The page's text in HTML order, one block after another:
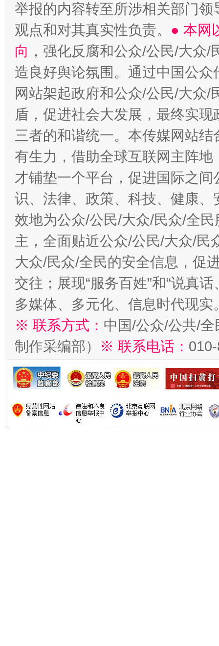
这是一记警钟！ 谢
在谋一域中谋全局
今
习近平的博鳌关键词
“刷贴”乱象丛生
举报的内容转至所涉相关部门
观点和对其真实性负责。 ● 本网
向 ，强化反腐和公众/公民/大众
造良好舆论氛围。通过中国公
网站架起政府和公众/公民/大众
盾，促进社会大发展，最终实
三者的和谐统一。本传媒网站
有生力，借助全球互联网主阵
才铺垫一个平台，促进国际之
识、法律、政策、科技、健康
效地为公众/公民/大众/民众/全
主，全面贴近公众/公民/大众/民
大众/民众/全民的安全信息，促
交往；展现“服务百姓”和“说真
多媒体、多元化、信息时代现实
※ 联系方式： 中国/公众/公共/
制作采编部）
※ 联系电话：